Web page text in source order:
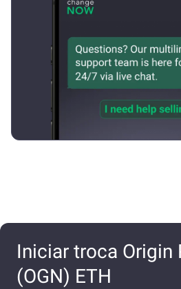
Iniciar troca Origin
(OGN) ETH